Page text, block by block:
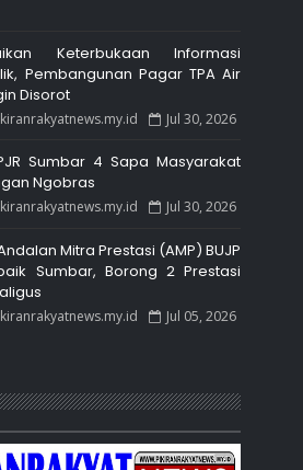
Keterbukaan Informasi
Pembangunan Pagar TPA Air
Disorot
Jul 30, 2026
Sumbar 4 Sapa Masyarakat
Ngobras
Jul 30, 2026
Mitra Prestasi (AMP) BUJP
Sumbar, Borong 2 Prestasi
Jul 05, 2026